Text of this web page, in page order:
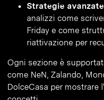
Strategie
analizzi come
Friday e come
riattivazione per
Ogni sezione è
come NeN, Zalando,
DolceCasa per mostrare